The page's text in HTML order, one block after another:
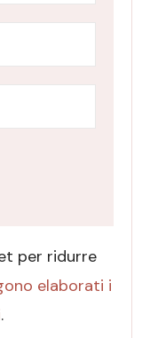
per ridurre
elaborati i
.